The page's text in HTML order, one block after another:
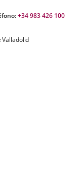
+34 983 426 100
Valladolid